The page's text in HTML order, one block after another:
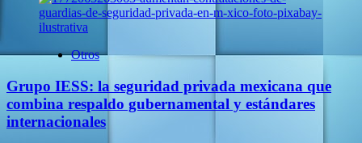
Otros
Grupo IESS: la seguridad privada mexicana que
combina respaldo gubernamental y estándares
internacionales